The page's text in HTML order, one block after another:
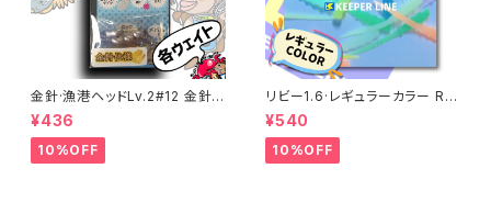
金針·漁港ヘッドLv.2#12 金針
仕様 各サイズ
¥436
10%OFF
リビー1.6·レギュラーカラー RiB
ee 【キーパーライン】
¥540
10%OFF